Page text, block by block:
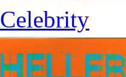
Celebrity